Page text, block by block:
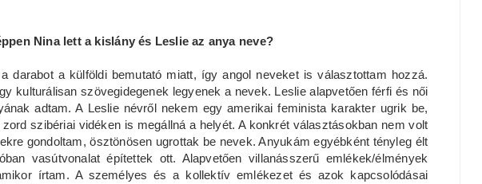
Nina lett a kislány és Leslie az anya neve?
darabot a külföldi bemutató miatt, így angol neveket is választottam hozzá.
kulturálisan szövegidegenek legyenek a nevek. Leslie alapvetően férfi és női
adtam. A Leslie névről nekem egy amerikai feminista karakter ugrik be,
szibériai vidéken is megállná a helyét. A konkrét választásokban nem volt
gondoltam, ösztönösen ugrottak be nevek. Anyukám egyébként tényleg élt
vasútvonalat építettek ott. Alapvetően villanásszerű emlékek/élmények
írtam. A személyes és a kollektív emlékezet és azok kapcsolódásai